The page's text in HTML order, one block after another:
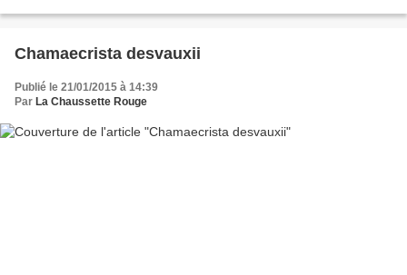
Chamaecrista desvauxii
Publié le 21/01/2015 à 14:39
Par La Chaussette Rouge